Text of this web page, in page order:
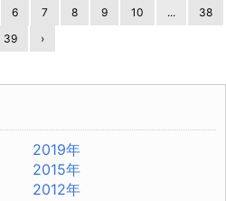
6 7 8 9 10 ...
38
39
›
2019年
2015年
2012年